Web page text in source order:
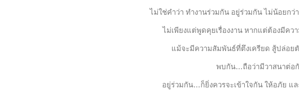
ไม่ใช่คำว่า ทำงานร่วมกัน อยู่ร่วมกัน ไม่น้อยก
ไม่เพียงแต่พูดคุยเรื่องงาน หากแต่ต้องมีคว
แม้จะมีความสัมพันธ์ที่ตึงเครียด สู้ปล่อย
พบกัน…ถือว่ามีวาสนาต่อ
อยู่ร่วมกัน…ก็ยิ่งควรจะเข้าใจกัน ให้อภัย แ